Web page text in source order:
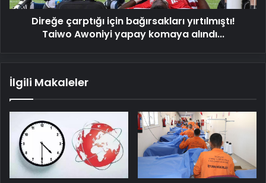
komaya
alındı...Direğe çarptığı için bağırsakları yırtılmıştı!
Taiwo Awoniyi yapay komaya alındı...
İlgili Makaleler